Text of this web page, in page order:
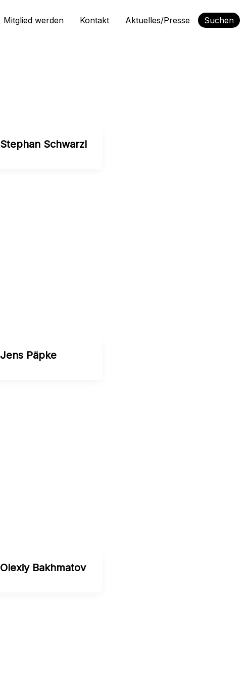
Mitglied werden Kontakt Aktuelles/Presse Suchen
Stephan Schwarzl
Jens Päpke
Olexiy Bakhmatov